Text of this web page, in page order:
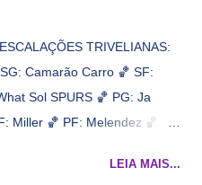
TRIVELIANAS:
Camarão Carro 🏀 SF:
Sol SPURS 🏀 PG: Ja
Miller 🏀 PF: Melendez 🏀 C:
Pass
LEIA MAIS...